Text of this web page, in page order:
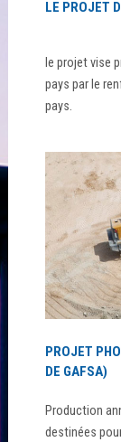
LE PROJET
le projet vise
pays par le
pays.
PROJET
DE GAFSA)
Production
destinées